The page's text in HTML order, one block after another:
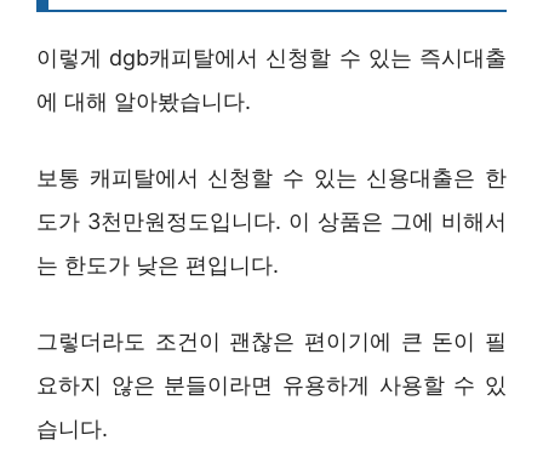
이렇게 dgb캐피탈에서 신청할 수 있는 즉시대출
에 대해 알아봤습니다.
보통 캐피탈에서 신청할 수 있는 신용대출은 한
도가 3천만원정도입니다. 이 상품은 그에 비해서
는 한도가 낮은 편입니다.
그렇더라도 조건이 괜찮은 편이기에 큰 돈이 필
요하지 않은 분들이라면 유용하게 사용할 수 있
습니다.